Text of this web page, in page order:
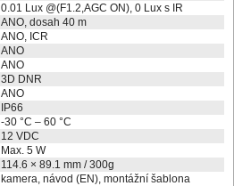
0.01 Lux @(F1.2,AGC ON), 0 Lux s IR
ANO, dosah 40 m
ANO, ICR
ANO
ANO
3D DNR
ANO
IP66
-30 °C – 60 °C
12 VDC
Max. 5 W
114.6 × 89.1 mm / 300g
kamera, návod (EN), montážní šablona